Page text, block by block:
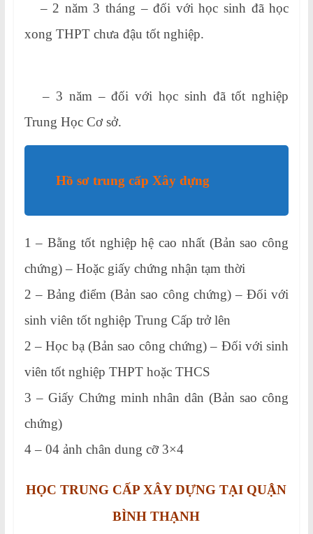
– 2 năm 3 tháng – đối với học sinh đã học
xong THPT chưa đậu tốt nghiệp.
– 3 năm – đối với học sinh đã tốt nghiệp
Trung Học Cơ sở.
Hồ sơ trung cấp Xây dựng
1 – Bằng tốt nghiệp hệ cao nhất (Bản sao công
chứng) – Hoặc giấy chứng nhận tạm thời
2 – Bảng điểm (Bản sao công chứng) – Đối với
sinh viên tốt nghiệp Trung Cấp trở lên
2 – Học bạ (Bản sao công chứng) – Đối với sinh
viên tốt nghiệp THPT hoặc THCS
3 – Giấy Chứng minh nhân dân (Bản sao công
chứng)
4 – 04 ảnh chân dung cỡ 3×4
HỌC TRUNG CẤP XÂY DỰNG TẠI QUẬN
BÌNH THẠNH